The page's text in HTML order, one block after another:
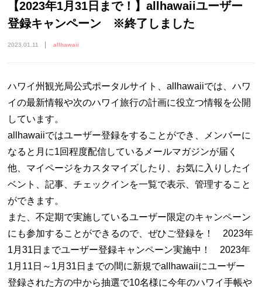
【2023年1月31日まで！】allhawaiiユーザー
登録キャンペーン ※終了しました
2023.01.11 allhawaii
ハワイ州観光局公式ポータルサイト、allhawaiiでは、ハワ
イの最新情報や次のハワイ旅行の計画に役立つ情報を公開
しています。
allhawaiiではユーザー登録をすることができ、メンバーに
なると月に1回程度配信しているメールマガジンが届く
他、マイページをカスタマイズしたり、お気に入りしたイ
ベント、記事、チェックインを一覧で表示、管理すること
ができます。
また、不定期で実施しているユーザー限定のキャンペーン
にも参加することができるので、ぜひご登録を！ 2023年
1月31日までユーザー登録キャンペーン実施中！ 2023年
1月11日～1月31日までの間に新規でallhawaiiにユーザー
登録された方の中から抽選で10名様に今年のハワイ手帳や